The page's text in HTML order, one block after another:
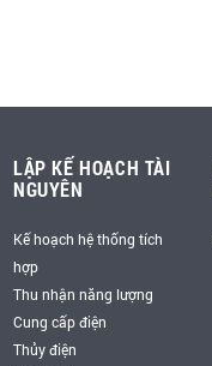
LẬP KẾ HOẠCH TÀI
NGUYÊN
Kế hoạch hệ thống tích
hợp
Thu nhận năng lượng
Cung cấp điện
Thủy điện